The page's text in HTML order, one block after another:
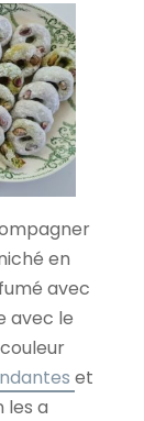
en
avec
avec le
et
les a